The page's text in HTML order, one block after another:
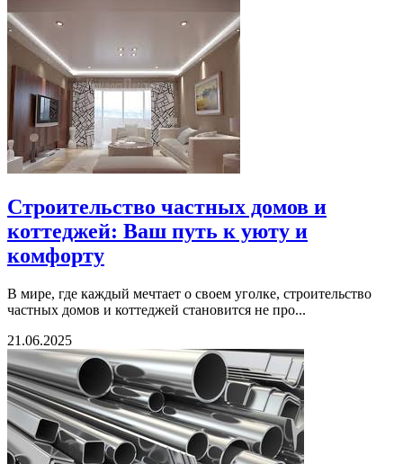
Строительство частных домов и
коттеджей: Ваш путь к уюту и
комфорту
В мире, где каждый мечтает о своем уголке, строительство
частных домов и коттеджей становится не про...
21.06.2025